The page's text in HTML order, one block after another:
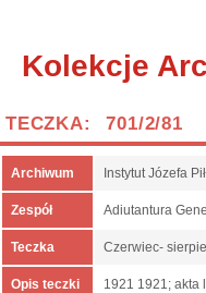
Kolekcje
TECZKA: 701/2/81
Archiwum Instytut Józefa
Zespół Adiutantura
Teczka Czerwiec-
Opis teczki 1921 1921; akta